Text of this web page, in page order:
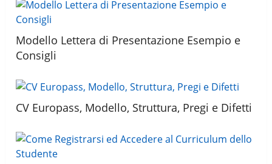
Modello Lettera di Presentazione Esempio e
Consigli
CV Europass, Modello, Struttura, Pregi e Difetti